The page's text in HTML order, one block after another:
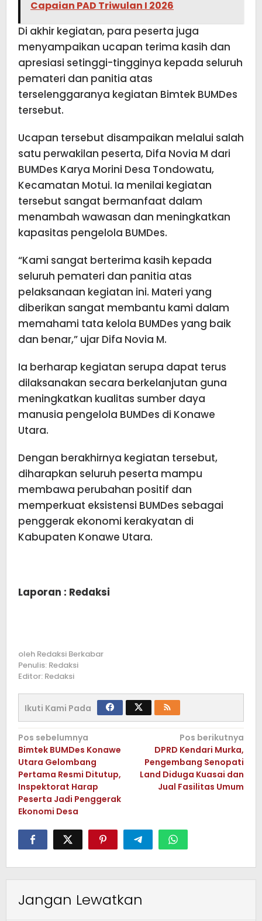
Capaian PAD Triwulan I 2026
Di akhir kegiatan, para peserta juga
menyampaikan ucapan terima kasih dan
apresiasi setinggi-tingginya kepada seluruh
pemateri dan panitia atas
terselenggaranya kegiatan Bimtek BUMDes
tersebut.
Ucapan tersebut disampaikan melalui salah
satu perwakilan peserta, Difa Novia M dari
BUMDes Karya Morini Desa Tondowatu,
Kecamatan Motui. Ia menilai kegiatan
tersebut sangat bermanfaat dalam
menambah wawasan dan meningkatkan
kapasitas pengelola BUMDes.
“Kami sangat berterima kasih kepada
seluruh pemateri dan panitia atas
pelaksanaan kegiatan ini. Materi yang
diberikan sangat membantu kami dalam
memahami tata kelola BUMDes yang baik
dan benar,” ujar Difa Novia M.
Ia berharap kegiatan serupa dapat terus
dilaksanakan secara berkelanjutan guna
meningkatkan kualitas sumber daya
manusia pengelola BUMDes di Konawe
Utara.
Dengan berakhirnya kegiatan tersebut,
diharapkan seluruh peserta mampu
membawa perubahan positif dan
memperkuat eksistensi BUMDes sebagai
penggerak ekonomi kerakyatan di
Kabupaten Konawe Utara.
Laporan : Redaksi
oleh Redaksi Berkabar
Penulis: Redaksi
Editor: Redaksi
Ikuti Kami Pada
Navigasi
pos
Pos sebelumnya
Bimtek BUMDes Konawe
Utara Gelombang
Pertama Resmi Ditutup,
Inspektorat Harap
Peserta Jadi Penggerak
Ekonomi Desa
Pos berikutnya
DPRD Kendari Murka,
Pengembang Senopati
Land Diduga Kuasai dan
Jual Fasilitas Umum
Jangan Lewatkan